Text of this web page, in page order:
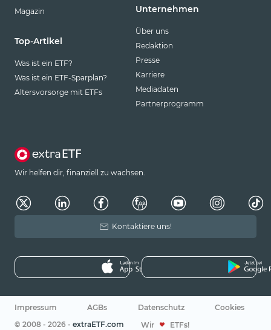
Magazin
Top-Artikel
Was ist ein ETF?
Was ist ein ETF-Sparplan?
Altersvorsorge mit ETFs
Unternehmen
Über uns
Redaktion
Presse
Karriere
Mediadaten
Partnerprogramm
Wir helfen dir, finanziell zu wachsen.
Kontaktiere uns!
Impressum AGBs Datenschutz
Cookies
© 2008 - 2026 - extraETF.com Wir ETFs!